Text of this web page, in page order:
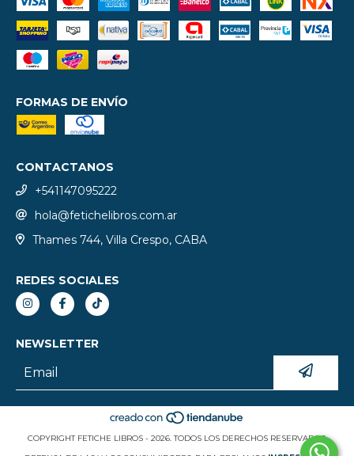
FORMAS DE ENVÍO
CONTACTANOS
+541147095222
hola@fetichelibros.com.ar
Thames 744, Villa Crespo, CABA
REDES SOCIALES
NEWSLETTER
COPYRIGHT FETICHE LIBROS - 2026. TODOS LOS DERECHOS RESERVADOS.